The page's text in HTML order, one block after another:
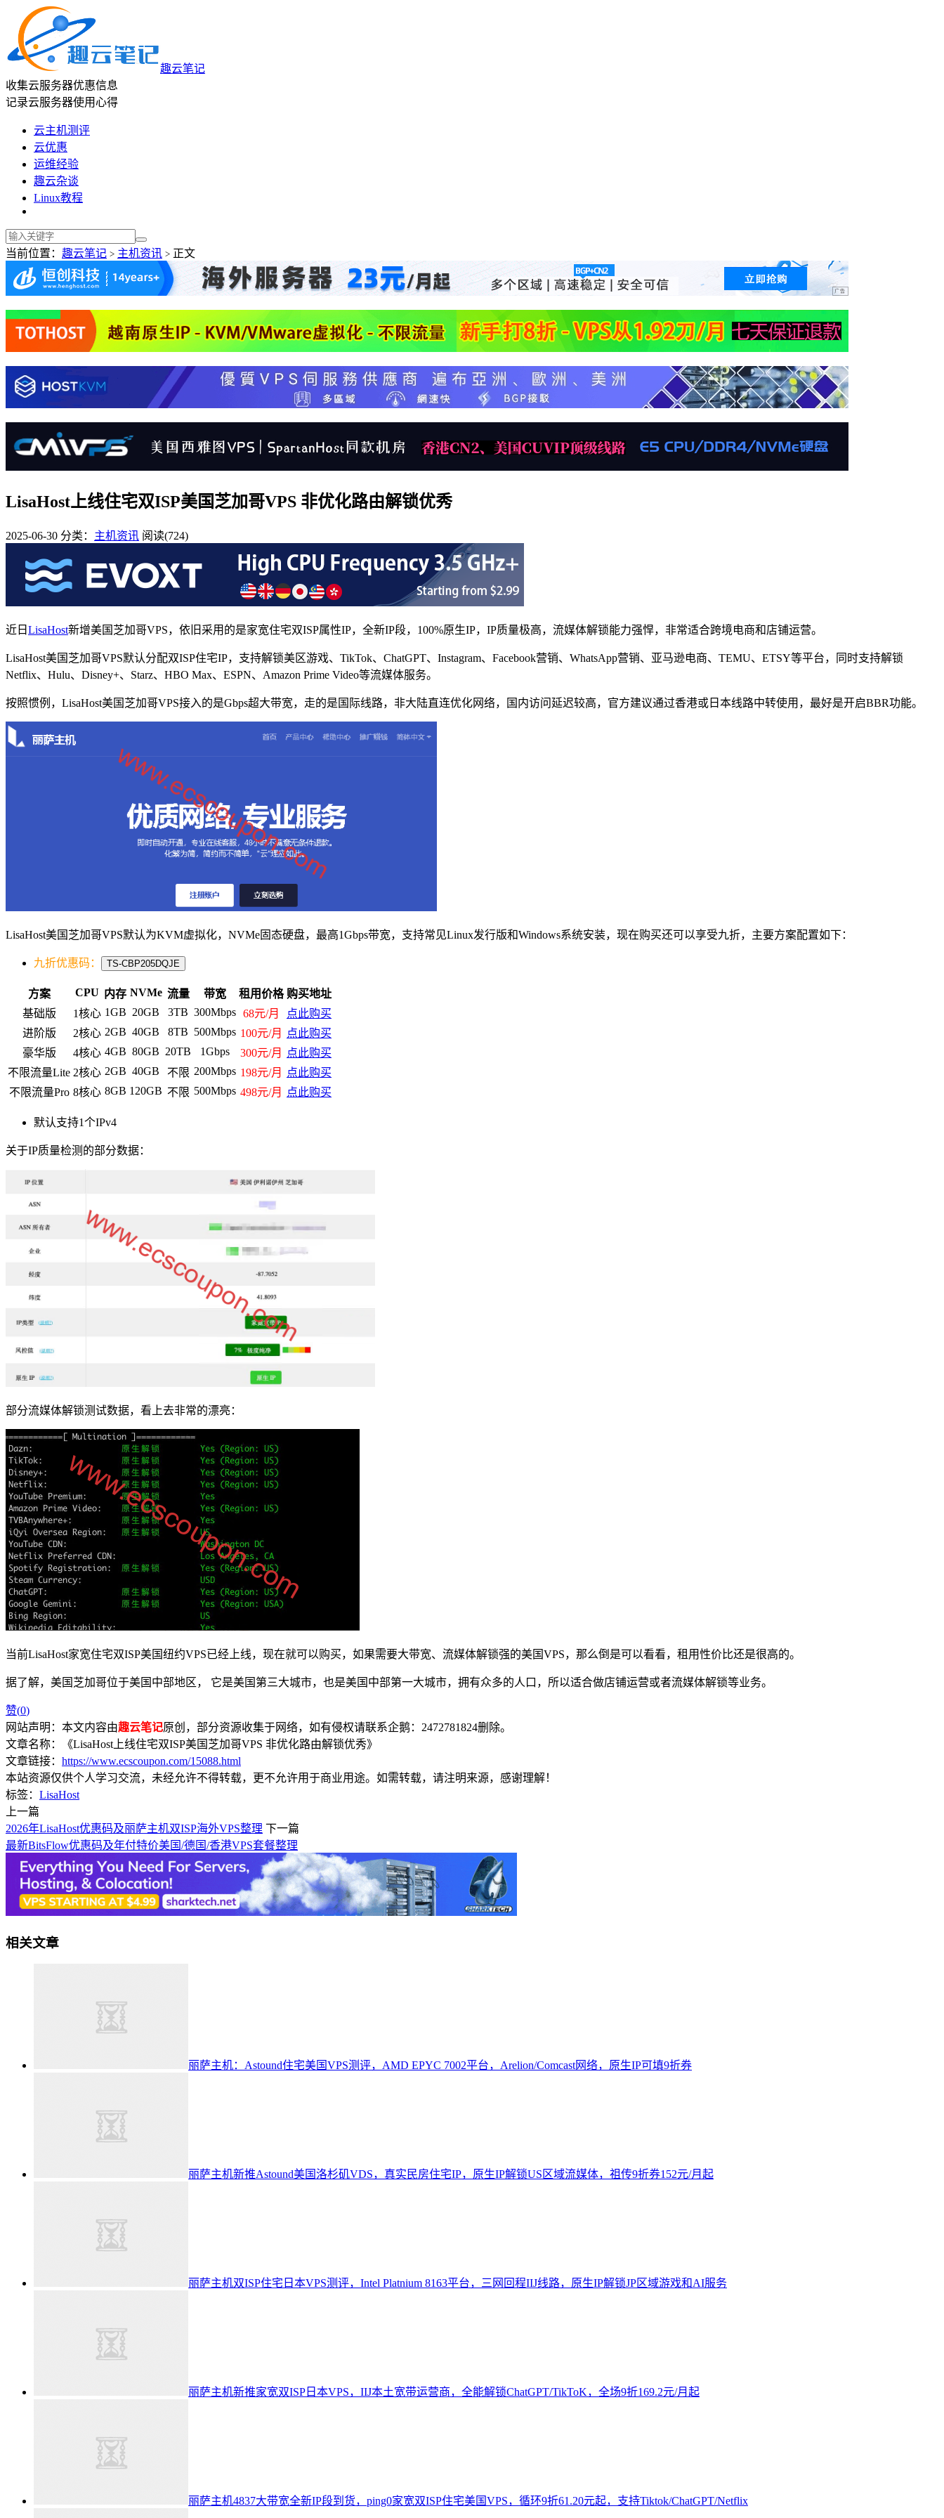
趣云笔记
收集云服务器优惠信息
记录云服务器使用心得
云主机测评
云优惠
运维经验
趣云杂谈
Linux教程
当前位置： 趣云笔记 > 主机资讯 > 正文
LisaHost上线住宅双ISP美国芝加哥VPS 非优化路由解锁优秀
2025-06-30 分类： 主机资讯 阅读(724)
近日 LisaHost新增美国芝加哥VPS，依旧采用的是家宽住宅双ISP属性IP，全新IP段，100%原生IP，IP质量极高，流媒体解锁能力强悍，非常适合跨境电商和店铺运营。
LisaHost美国芝加哥VPS默认分配双ISP住宅IP，支持解锁美区游戏、TikTok、ChatGPT、Instagram、Facebook营销、WhatsApp营销、亚马逊电商、TEMU、ETSY等平台，同时支持解锁
Netflix、Hulu、Disney+、Starz、HBO Max、ESPN、Amazon Prime Video等流媒体服务。
按照惯例，LisaHost美国芝加哥VPS接入的是Gbps超大带宽，走的是国际线路，非大陆直连优化网络，国内访问延迟较高，官方建议通过香港或日本线路中转使用，最好是开启BBR功能。
LisaHost美国芝加哥VPS默认为KVM虚拟化，NVMe固态硬盘，最高1Gbps带宽，支持常见Linux发行版和Windows系统安装，现在购买还可以享受九折，主要方案配置如下：
九折优惠码： TS-CBP205DQJE
方案 CPU 内存 NVMe 流量 带宽 租用价格 购买地址
基础版
1核心 1GB 20GB 3TB 300Mbps 68元/月
点此购买
进阶版
2核心 2GB 40GB 8TB 500Mbps 100元/月
点此购买
豪华版
4核心 4GB 80GB 20TB 1Gbps 300元/月
点此购买
不限流量Lite 2核心 2GB 40GB 不限 200Mbps 198元/月
点此购买
不限流量Pro 8核心 8GB 120GB 不限 500Mbps 498元/月 点此购买
默认支持1个IPv4
关于IP质量检测的部分数据：
部分流媒体解锁测试数据，看上去非常的漂亮：
当前LisaHost家宽住宅双ISP美国纽约VPS已经上线，现在就可以购买，如果需要大带宽、流媒体解锁强的美国VPS，那么倒是可以看看，租用性价比还是很高的。
据了解，美国芝加哥位于美国中部地区， 它是美国第三大城市，也是美国中部第一大城市，拥有众多的人口，所以适合做店铺运营或者流媒体解锁等业务。
赞(0)
网站声明：本文内容由趣云笔记原创，部分资源收集于网络，如有侵权请联系企鹅：2472781824删除。
文章名称：《LisaHost上线住宅双ISP美国芝加哥VPS 非优化路由解锁优秀》
文章链接： https://www.ecscoupon.com/15088.html
本站资源仅供个人学习交流，未经允许不得转载，更不允许用于商业用途。如需转载，请注明来源，感谢理解！
标签： LisaHost
上一篇
2026年LisaHost优惠码及丽萨主机双ISP海外VPS整理 下一篇
最新BitsFlow优惠码及年付特价美国/德国/香港VPS套餐整理
相关文章
丽萨主机：Astound住宅美国VPS测评，AMD EPYC 7002平台，Arelion/Comcast网络，原生IP可填9折券
丽萨主机新推Astound美国洛杉矶VDS，真实民房住宅IP，原生IP解锁US区域流媒体，祖传9折券152元/月起
丽萨主机双ISP住宅日本VPS测评，Intel Platnium 8163平台，三网回程IIJ线路，原生IP解锁JP区域游戏和AI服务
丽萨主机新推家宽双ISP日本VPS，IIJ本土宽带运营商，全能解锁ChatGPT/TikToK，全场9折169.2元/月起
丽萨主机4837大带宽全新IP段到货，ping0家宽双ISP住宅美国VPS，循环9折61.20元起，支持Tiktok/ChatGPT/Netflix